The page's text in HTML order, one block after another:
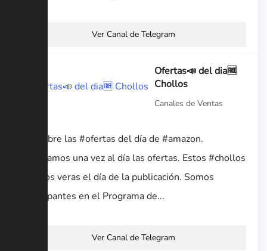
Ver Canal de Telegram
Ofertas📣 del dia🆓
Chollos
Canales de Ventas
Descubre las #ofertas del día de #amazon.
Publicamos una vez al día las ofertas. Estos #chollos
solo los veras el día de la publicación. Somos
participantes en el Programa de...
Ver Canal de Telegram